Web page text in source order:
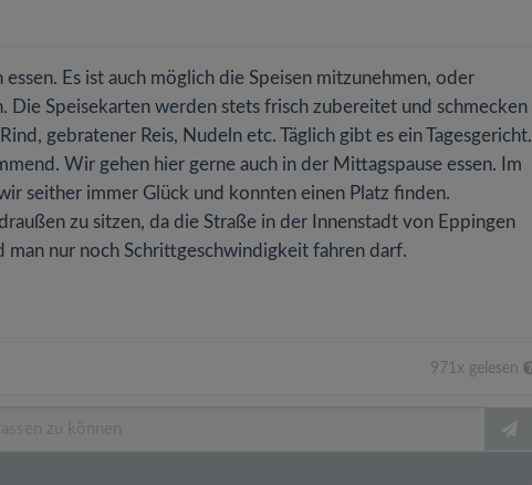
Es ist auch möglich die Speisen mitzunehmen, oder
Speisekarten werden stets frisch zubereitet und schmecken
gebratener Reis, Nudeln etc. Täglich gibt es ein Tagesgericht.
Wir gehen hier gerne auch in der Mittagspause essen. Im
seither immer Glück und konnten einen Platz finden.
zu sitzen, da die Straße in der Innenstadt von Eppingen
nur noch Schrittgeschwindigkeit fahren darf.
971x gelesen